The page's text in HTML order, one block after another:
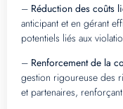
– Réduction des coûts
anticipant et en gérant
potentiels liés aux
– Renforcement de la
gestion rigoureuse des
et partenaires,